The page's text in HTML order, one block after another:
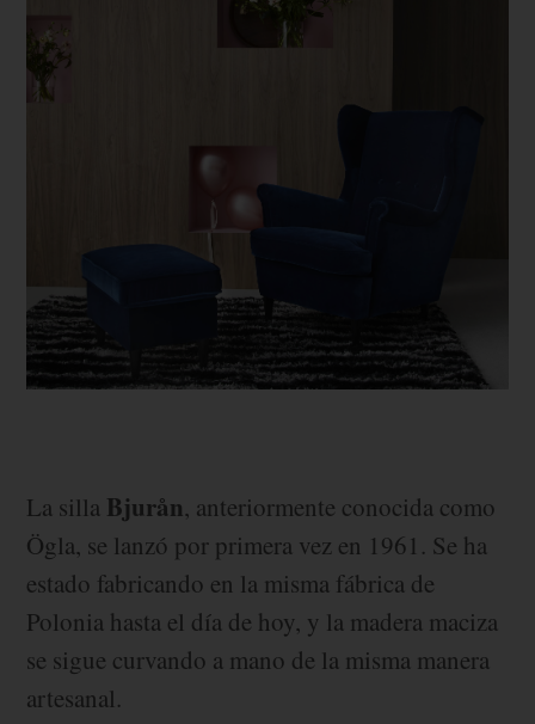
La silla Bjurån, anteriormente conocida como
Ögla, se lanzó por primera vez en 1961. Se ha
estado fabricando en la misma fábrica de
Polonia hasta el día de hoy, y la madera maciza
se sigue curvando a mano de la misma manera
artesanal.